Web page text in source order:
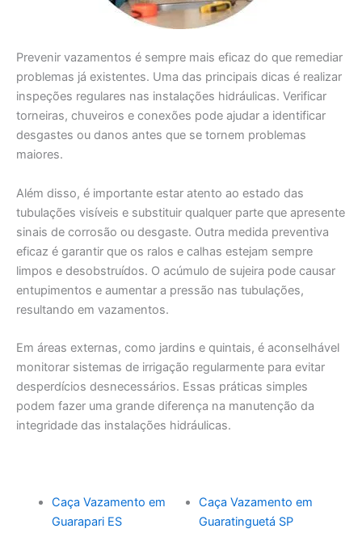
Prevenir vazamentos é sempre mais eficaz do que remediar
problemas já existentes. Uma das principais dicas é realizar
inspeções regulares nas instalações hidráulicas. Verificar
torneiras, chuveiros e conexões pode ajudar a identificar
desgastes ou danos antes que se tornem problemas
maiores.
Além disso, é importante estar atento ao estado das
tubulações visíveis e substituir qualquer parte que apresente
sinais de corrosão ou desgaste. Outra medida preventiva
eficaz é garantir que os ralos e calhas estejam sempre
limpos e desobstruídos. O acúmulo de sujeira pode causar
entupimentos e aumentar a pressão nas tubulações,
resultando em vazamentos.
Em áreas externas, como jardins e quintais, é aconselhável
monitorar sistemas de irrigação regularmente para evitar
desperdícios desnecessários. Essas práticas simples
podem fazer uma grande diferença na manutenção da
integridade das instalações hidráulicas.
Caça Vazamento em
Guarapari ES
Caça Vazamento em
Guaratinguetá SP